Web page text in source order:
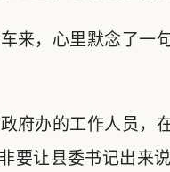
，心里默念了一句
办的工作人员，
要让县委书记出来